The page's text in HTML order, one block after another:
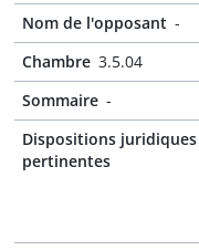
Nom de l'opposant -
Chambre 3.5.04
Sommaire -
Dispositions juridiques
pertinentes